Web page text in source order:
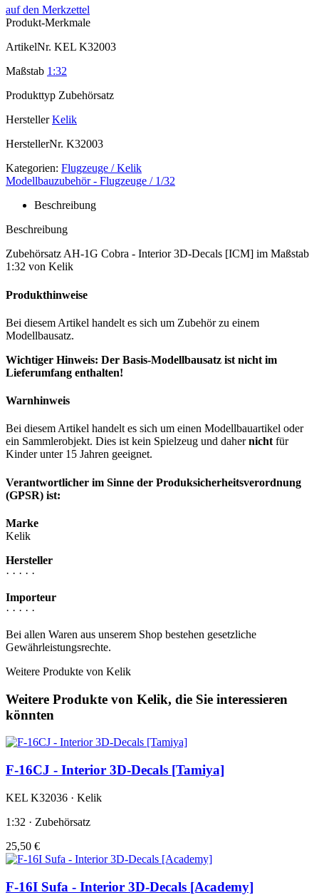
auf den Merkzettel
Produkt-Merkmale
ArtikelNr. KEL K32003
Maßstab 1:32
Produkttyp Zubehörsatz
Hersteller Kelik
HerstellerNr. K32003
Kategorien: Flugzeuge / Kelik
Modellbauzubehör - Flugzeuge / 1/32
Beschreibung
Beschreibung
Zubehörsatz AH-1G Cobra - Interior 3D-Decals [ICM] im Maßstab
1:32 von Kelik
Produkthinweise
Bei diesem Artikel handelt es sich um Zubehör zu einem
Modellbausatz.
Wichtiger Hinweis: Der Basis-Modellbausatz ist nicht im
Lieferumfang enthalten!
Warnhinweis
Bei diesem Artikel handelt es sich um einen Modellbauartikel oder
ein Sammlerobjekt. Dies ist kein Spielzeug und dahernicht für
Kinder unter 15 Jahren geeignet.
Verantwortlicher im Sinne der Produksicherheitsverordnung
(GPSR) ist:
Marke
Kelik
Hersteller
· · · · ·
Importeur
· · · · ·
Bei allen Waren aus unserem Shop bestehen gesetzliche
Gewährleistungsrechte.
Weitere Produkte von Kelik
Weitere Produkte von Kelik, die Sie interessieren
könnten
F-16CJ - Interior 3D-Decals [Tamiya]
KEL K32036 · Kelik
1:32 · Zubehörsatz
25,50 €
F-16I Sufa - Interior 3D-Decals [Academy]